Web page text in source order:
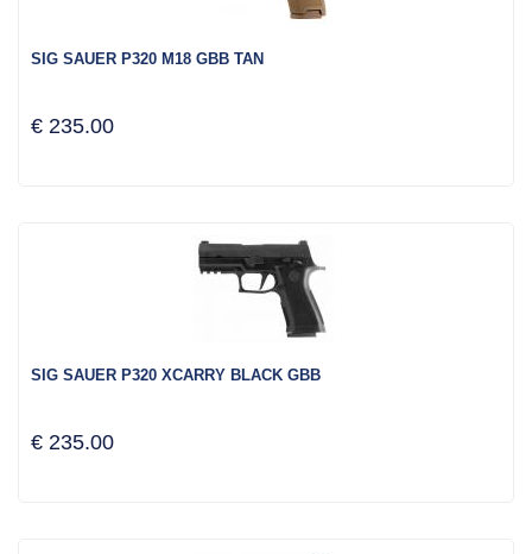
SIG SAUER P320 M18 GBB TAN
€ 235.00
SIG SAUER P320 XCARRY BLACK GBB
€ 235.00